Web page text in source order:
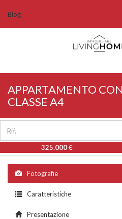
Blog
APPARTAMENTO
CLASSE A4
325.000 €
Fotografie
Caratteristiche
Presentazione